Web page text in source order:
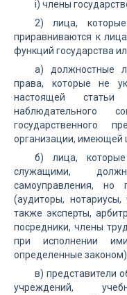
і) члены
2) лица,
приравниваются к
функций государства
а) должностные
права, которые не
настоящей
наблюдательного
государственного
организации, имеющей
б) лица,
служащими,
самоуправления, но
(аудиторы,
также эксперты,
посредники, члены
при исполнении
определенные
в) представители
учреждений,